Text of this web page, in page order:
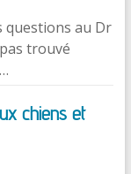
questions au Dr
trouvé
chiens et